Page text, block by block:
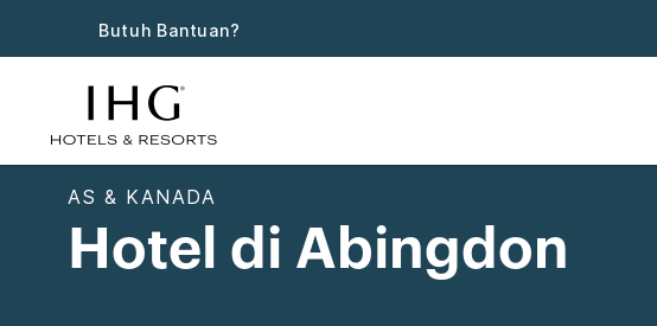
Butuh Bantuan?
AS & KANADA
Hotel di Abingdon